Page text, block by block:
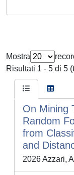
Mostra
Risultati 1 - 5 di 5
On Mining
Random
from
and
2026 Azzari,